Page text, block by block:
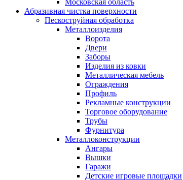
Абразивная чистка поверхности
Пескоструйная обработка
Металлоизделия
Ворота
Двери
Заборы
Изделия из ковки
Металлическая мебель
Ограждения
Профиль
Рекламные конструкции
Торговое оборудование
Трубы
Фурнитура
Металлоконструкции
Ангары
Вышки
Гаражи
Детские игровые площадки